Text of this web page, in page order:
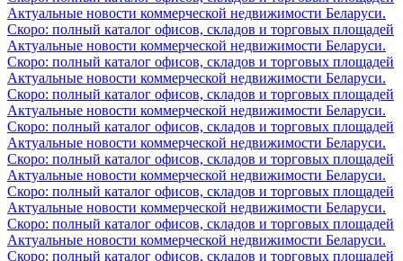
Актуальные новости коммерческой недвижимости Беларуси.
Скоро: полный каталог офисов, складов и торговых площадей
Актуальные новости коммерческой недвижимости Беларуси.
Скоро: полный каталог офисов, складов и торговых площадей
Актуальные новости коммерческой недвижимости Беларуси.
Скоро: полный каталог офисов, складов и торговых площадей
Актуальные новости коммерческой недвижимости Беларуси.
Скоро: полный каталог офисов, складов и торговых площадей
Актуальные новости коммерческой недвижимости Беларуси.
Скоро: полный каталог офисов, складов и торговых площадей
Актуальные новости коммерческой недвижимости Беларуси.
Скоро: полный каталог офисов, складов и торговых площадей
Актуальные новости коммерческой недвижимости Беларуси.
Скоро: полный каталог офисов, складов и торговых площадей
Актуальные новости коммерческой недвижимости Беларуси.
Скоро: полный каталог офисов, складов и торговых площадей